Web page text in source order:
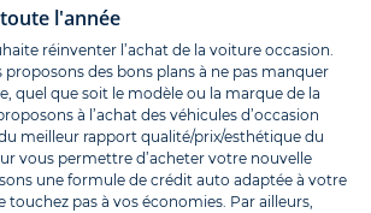
l'année
réinventer l’achat de la voiture occasion.
des bons plans à ne pas manquer
quel que soit le modèle ou la marque de la
à l’achat des véhicules d’occasion
meilleur rapport qualité/prix/esthétique du
vous permettre d’acheter votre nouvelle
une formule de crédit auto adaptée à votre
touchez pas à vos économies. Par ailleurs,